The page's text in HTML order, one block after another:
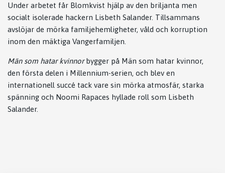
Under arbetet får Blomkvist hjälp av den briljanta men
socialt isolerade hackern Lisbeth Salander. Tillsammans
avslöjar de mörka familjehemligheter, våld och korruption
inom den mäktiga Vangerfamiljen.
Män som hatar kvinnorbygger på Män som hatar kvinnor,
den första delen i Millennium-serien, och blev en
internationell succé tack vare sin mörka atmosfär, starka
spänning och Noomi Rapaces hyllade roll som Lisbeth
Salander.